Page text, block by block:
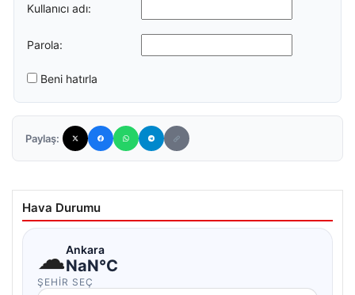
Kullanıcı adı:
Parola:
Beni hatırla
Paylaş:
Hava Durumu
☁Ankara
NaN°C
ŞEHIR SEÇ